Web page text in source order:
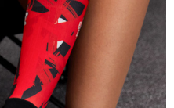
「AFTEE先享後付」服務完成之交
料，並將交易相關給付款項請求債
網址：
人或監護人之同意方可使用
引起之損失，本公司不負相關責
免運費